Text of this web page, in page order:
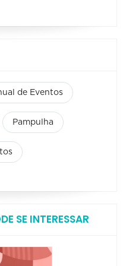
de Eventos
Pampulha
SE INTERESSAR